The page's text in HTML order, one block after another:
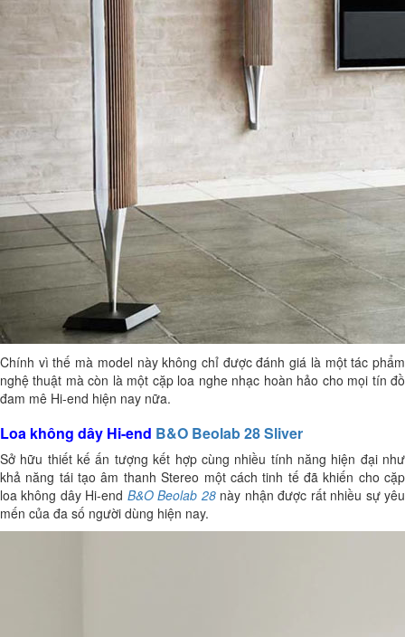
Chính vì thế mà model này không chỉ được đánh giá là một tác phẩm
nghệ thuật mà còn là một cặp loa nghe nhạc hoàn hảo cho mọi tín đồ
đam mê Hi-end hiện nay nữa.
Loa không dây Hi-end B&O Beolab 28 Sliver
Sở hữu thiết kế ấn tượng kết hợp cùng nhiều tính năng hiện đại như
khả năng tái tạo âm thanh Stereo một cách tinh tế đã khiến cho cặp
loa không dây Hi-end B&O Beolab 28này nhận được rất nhiều sự yêu
mến của đa số người dùng hiện nay.